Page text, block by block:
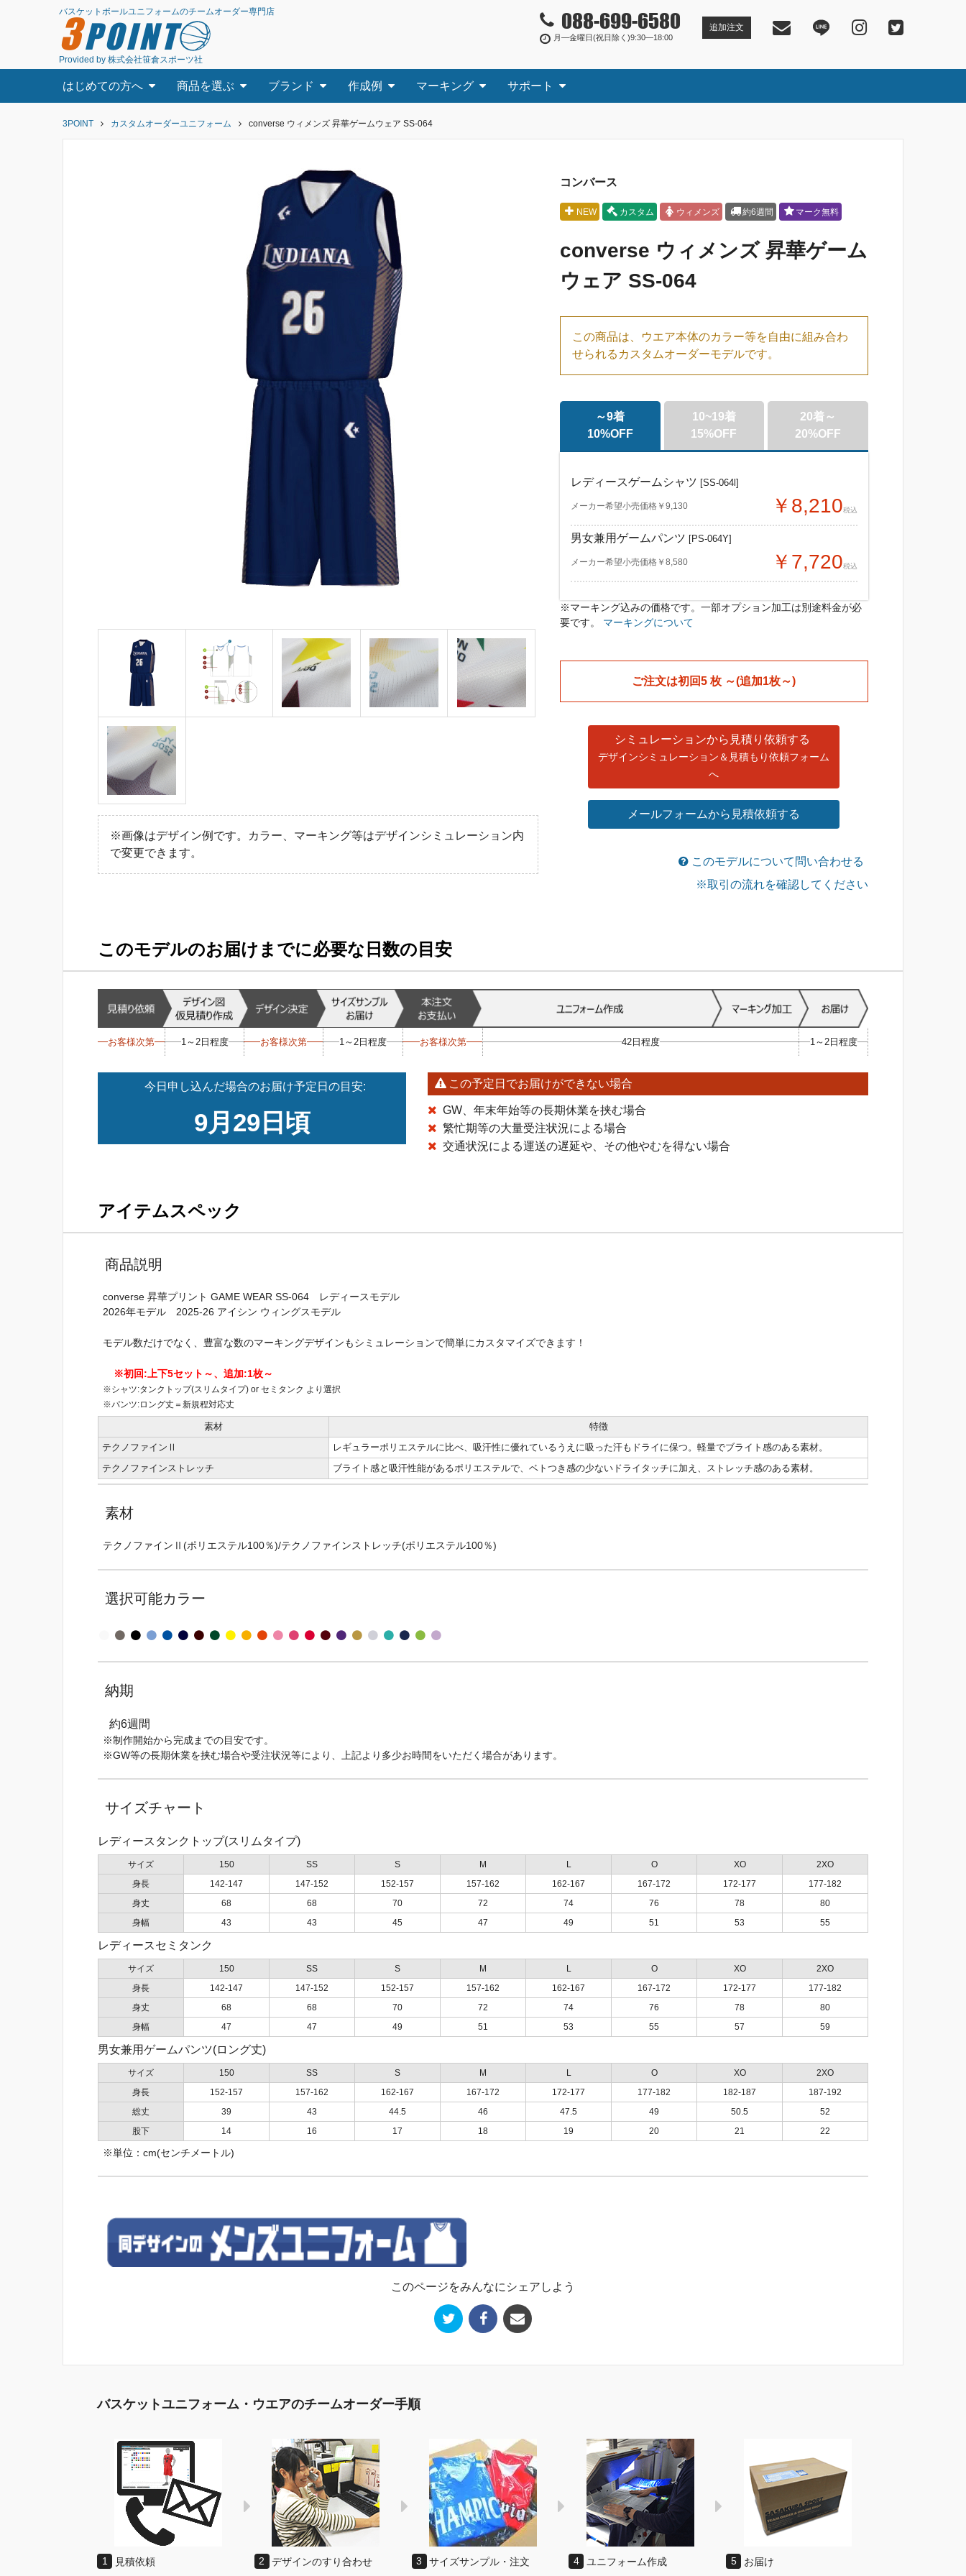
バスケットボールユニフォームのチームオーダー専門店
3POINT
Provided by 株式会社笹倉スポーツ社
088-699-6580
月―金曜日(祝日除く)9:30―18:00
追加注文
はじめての方へ 商品を選ぶ ブランド 作成例 マーキング サポート
3POINT カスタムオーダーユニフォーム converse ウィメンズ 昇華ゲームウェア SS-064
※画像はデザイン例です。カラー、マーキング等はデザインシミュレーション内
で変更できます。
コンバース
NEW カスタム ウィメンズ 約6週間 マーク無料
converse ウィメンズ 昇華ゲーム
ウェア SS-064
この商品は、ウエア本体のカラー等を自由に組み合わ
せられるカスタムオーダーモデルです。
～9着
10%OFF
レディースゲームシャツ [SS-064l]
メーカー希望小売価格￥9,130 ￥8,210税込
男女兼用ゲームパンツ [PS-064Y]
メーカー希望小売価格￥8,580 ￥7,720税込
10~19着
15%OFF
レディースゲームシャツ[SS-064l]
男女兼用ゲームパンツ[PS-064Y]
メーカー希望小売価格￥8,580 ￥7,290税込
20着～
20%OFF
レディースゲームシャツ[SS-064l]
男女兼用ゲームパンツ[PS-064Y]
メーカー希望小売価格￥8,580 ￥6,860税込
※マーキング込みの価格です。一部オプション加工は別途料金が必
要です。 マーキングについて
ご注文は初回5 枚 ～(追加1枚～)
シミュレーションから見積り依頼する
デザインシミュレーション＆見積もり依頼フォーム
へ
メールフォームから見積依頼する
このモデルについて問い合わせる
※取引の流れを確認してください
このモデルのお届けまでに必要な日数の目安
お客様次第 1～2日程度 お客様次第 1～2日程度 お客様次第 42日程度 1～2日程度
今日申し込んだ場合のお届け予定日の目安:
9月29日頃
この予定日でお届けができない場合
GW、年末年始等の長期休業を挟む場合
繁忙期等の大量受注状況による場合
交通状況による運送の遅延や、その他やむを得ない場合
アイテムスペック
商品説明
converse 昇華プリント GAME WEAR SS-064 レディースモデル
2026年モデル 2025-26 アイシン ウィングスモデル
モデル数だけでなく、豊富な数のマーキングデザインもシミュレーションで簡単にカスタマイズできます！
※初回:上下5セット～、追加:1枚～
※シャツ:タンクトップ(スリムタイプ) or セミタンク より選択
※パンツ:ロング丈＝新規程対応丈
素材
特徴
テクノファインⅡ
レギュラーポリエステルに比べ、吸汗性に優れているうえに吸った汗もドライに保つ。軽量でブライト感のある素材。
テクノファインストレッチ
ブライト感と吸汗性能があるポリエステルで、ベトつき感の少ないドライタッチに加え、ストレッチ感のある素材。
素材
テクノファインⅡ(ポリエステル100％)/テクノファインストレッチ(ポリエステル100％)
選択可能カラー
納期
約6週間
※制作開始から完成までの目安です。
※GW等の長期休業を挟む場合や受注状況等により、上記より多少お時間をいただく場合があります。
サイズチャート
レディースタンクトップ(スリムタイプ)
サイズ 150 SS S M L O XO
2XO
身長
142-147 147-152 152-157 157-162 162-167 167-172 172-177
177-182
身丈
68 68 70 72 74 76 78
80
身幅
43 43 45 47 49 51 53 55
レディースセミタンク
サイズ 150 SS S M L O XO
2XO
身長
142-147 147-152 152-157 157-162 162-167 167-172 172-177
177-182
身丈
68 68 70 72 74 76 78
80
身幅
47 47 49 51 53 55 57 59
男女兼用ゲームパンツ(ロング丈)
サイズ 150 SS S M L O XO
2XO
身長
152-157 157-162 162-167 167-172 172-177 177-182 182-187
187-192
総丈
39 43 44.5 46 47.5 49 50.5
52
股下
14 16 17 18 19 20 21 22
※単位：cm(センチメートル)
このページをみんなにシェアしよう
バスケットユニフォーム・ウエアのチームオーダー手順
1 見積依頼 2 デザインのすり合わせ 3 サイズサンプル・注文 4 ユニフォーム作成 5 お届け